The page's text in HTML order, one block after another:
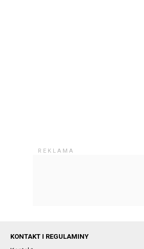
KONTAKT I REGULAMINY